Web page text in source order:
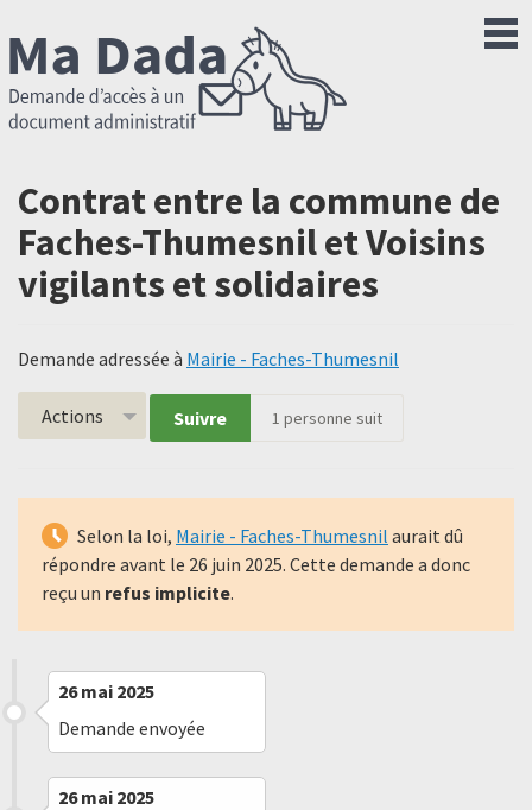
Contrat entre la commune de
Faches-Thumesnil et Voisins
vigilants et solidaires
Demande adressée à Mairie - Faches-Thumesnil
Actions Suivre 1 personne suit
Selon la loi, Mairie - Faches-Thumesnil aurait dû
répondre avant le 26 juin 2025. Cette demande a donc
reçu un refus implicite.
26 mai 2025
Demande envoyée
26 mai 2025